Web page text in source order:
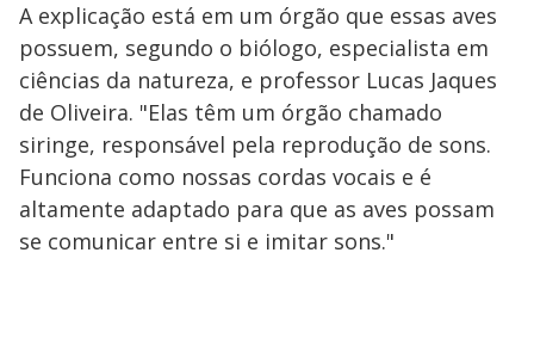
A explicação está em um órgão que essas aves
possuem, segundo o biólogo, especialista em
ciências da natureza, e professor Lucas Jaques
de Oliveira. "Elas têm um órgão chamado
siringe, responsável pela reprodução de sons.
Funciona como nossas cordas vocais e é
altamente adaptado para que as aves possam
se comunicar entre si e imitar sons."